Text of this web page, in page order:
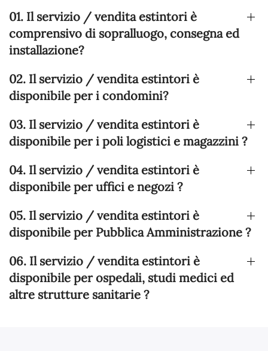
01. Il servizio / vendita estintori è
comprensivo di sopralluogo, consegna ed
installazione?
02. Il servizio / vendita estintori è
disponibile per i condomini?
03. Il servizio / vendita estintori è
disponibile per i poli logistici e magazzini ?
04. Il servizio / vendita estintori è
disponibile per uffici e negozi ?
05. Il servizio / vendita estintori è
disponibile per Pubblica Amministrazione ?
06. Il servizio / vendita estintori è
disponibile per ospedali, studi medici ed
altre strutture sanitarie ?